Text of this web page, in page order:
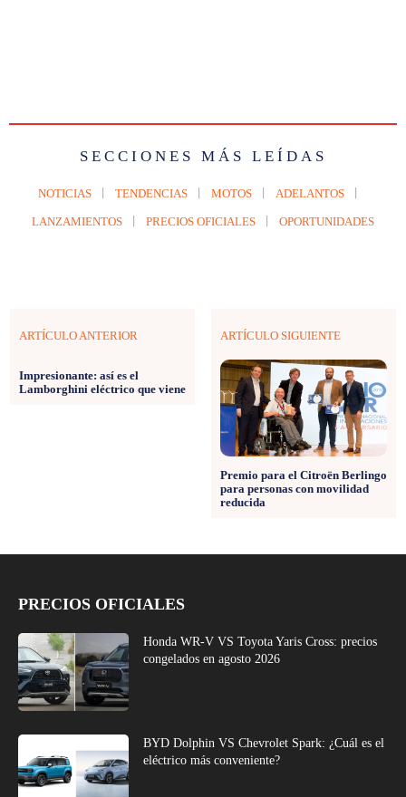
SECCIONES MÁS LEÍDAS
NOTICIAS TENDENCIAS MOTOS ADELANTOS
LANZAMIENTOS PRECIOS OFICIALES OPORTUNIDADES
ARTÍCULO ANTERIOR
Impresionante: así es el
Lamborghini eléctrico que viene
ARTÍCULO SIGUIENTE
Premio para el Citroën Berlingo
para personas con movilidad
reducida
PRECIOS OFICIALES
Honda WR-V VS Toyota Yaris Cross: precios
congelados en agosto 2026
BYD Dolphin VS Chevrolet Spark: ¿Cuál es el
eléctrico más conveniente?